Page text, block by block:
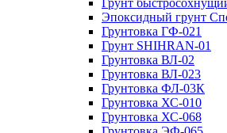
Грунт
Эпоксидный грунт
Грунтовка ГФ-021
Грунт SHIHRAN-01
Грунтовка ВЛ-02
Грунтовка ВЛ-023
Грунтовка ФЛ-03К
Грунтовка ХС-010
Грунтовка ХС-068